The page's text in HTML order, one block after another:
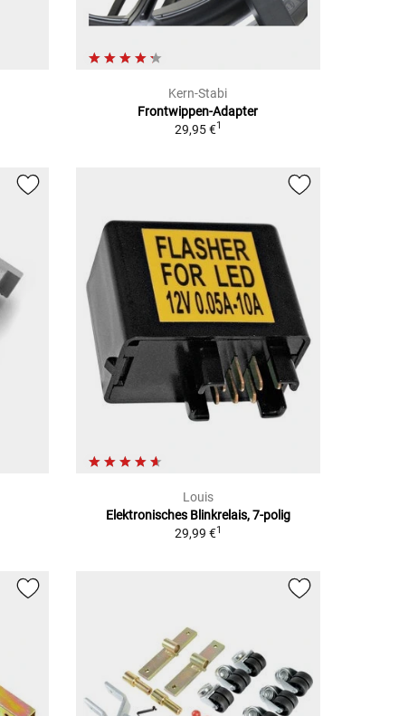
Kern-Stabi
Frontwippen-Adapter
29,95 €1
Louis
Elektronisches Blinkrelais, 7-polig
29,99 €1